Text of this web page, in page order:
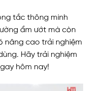
tắc thông minh
ẩm ướt mà còn
nâng cao trải nghiệm
Hãy trải nghiệm
hôm nay!